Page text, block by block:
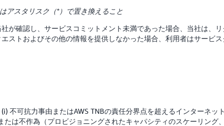
アスタリスク（*）で置き換えること
が確認し、サービスコミットメント未満であった場合、当社は、
ストおよびその他の情報を提供しなかった場合、利用者はサービス
不可抗力事由またはAWS TNBの責任分界点を超えるインターネ
は不作為（プロビジョニングされたキャパシティのスケーリング